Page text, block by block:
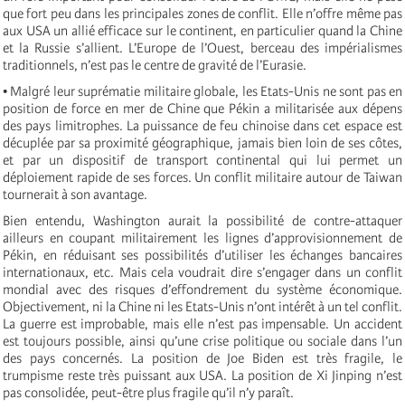
que fort peu dans les principales zones de conflit. Elle n’offre même pas
aux USA un allié efficace sur le continent, en particulier quand la Chine
et la Russie s’allient. L’Europe de l’Ouest, berceau des impérialismes
traditionnels, n’est pas le centre de gravité de l’Eurasie.
• Malgré leur suprématie militaire globale, les Etats-Unis ne sont pas en
position de force en mer de Chine que Pékin a militarisée aux dépens
des pays limitrophes. La puissance de feu chinoise dans cet espace est
décuplée par sa proximité géographique, jamais bien loin de ses côtes,
et par un dispositif de transport continental qui lui permet un
déploiement rapide de ses forces. Un conflit militaire autour de Taiwan
tournerait à son avantage.
Bien entendu, Washington aurait la possibilité de contre-attaquer
ailleurs en coupant militairement les lignes d’approvisionnement de
Pékin, en réduisant ses possibilités d’utiliser les échanges bancaires
internationaux, etc. Mais cela voudrait dire s’engager dans un conflit
mondial avec des risques d’effondrement du système économique.
Objectivement, ni la Chine ni les Etats-Unis n’ont intérêt à un tel conflit.
La guerre est improbable, mais elle n’est pas impensable. Un accident
est toujours possible, ainsi qu’une crise politique ou sociale dans l’un
des pays concernés. La position de Joe Biden est très fragile, le
trumpisme reste très puissant aux USA. La position de Xi Jinping n’est
pas consolidée, peut-être plus fragile qu’il n’y paraît.